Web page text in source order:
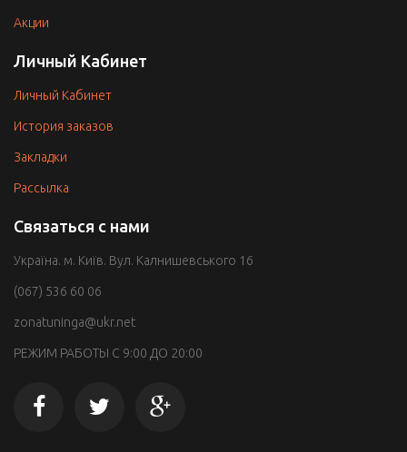
Акции
Личный Кабинет
Личный Кабинет
История заказов
Закладки
Рассылка
Связаться с нами
Україна. м. Київ. Вул. Калнишевського 16
(067) 536 60 06
zonatuninga@ukr.net
РЕЖИМ РАБОТЫ С 9:00 ДО 20:00